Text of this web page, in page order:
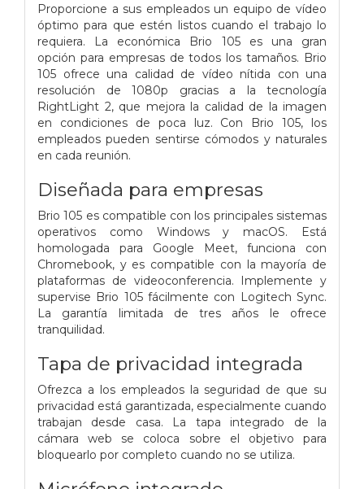
Proporcione a sus empleados un equipo de vídeo
óptimo para que estén listos cuando el trabajo lo
requiera. La económica Brio 105 es una gran
opción para empresas de todos los tamaños. Brio
105 ofrece una calidad de vídeo nítida con una
resolución de 1080p gracias a la tecnología
RightLight 2, que mejora la calidad de la imagen
en condiciones de poca luz. Con Brio 105, los
empleados pueden sentirse cómodos y naturales
en cada reunión.
Diseñada para empresas
Brio 105 es compatible con los principales sistemas
operativos como Windows y macOS. Está
homologada para Google Meet, funciona con
Chromebook, y es compatible con la mayoría de
plataformas de videoconferencia. Implemente y
supervise Brio 105 fácilmente con Logitech Sync.
La garantía limitada de tres años le ofrece
tranquilidad.
Tapa de privacidad integrada
Ofrezca a los empleados la seguridad de que su
privacidad está garantizada, especialmente cuando
trabajan desde casa. La tapa integrado de la
cámara web se coloca sobre el objetivo para
bloquearlo por completo cuando no se utiliza.